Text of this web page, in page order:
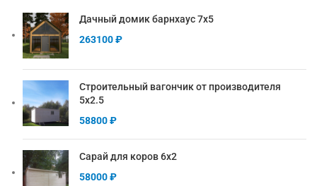
Дачный домик барнхаус 7х5
263100₽
Строительный вагончик от производителя
5х2.5
58800₽
Сарай для коров 6х2
58000₽